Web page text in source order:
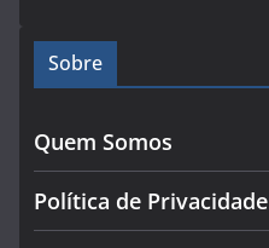
Sobre
Quem Somos
Política de Privacidade